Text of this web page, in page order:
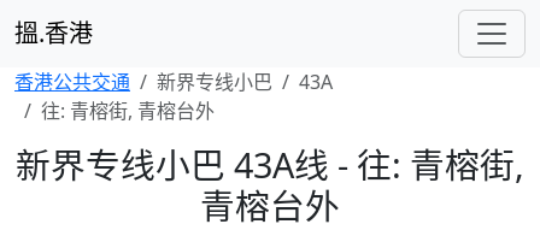
搵.香港
香港公共交通 新界专线小巴
43A
往: 青榕街, 青榕台外
新界专线小巴 43A线 - 往: 青榕街,
青榕台外